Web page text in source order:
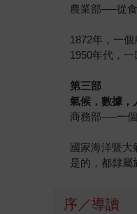
農業部──從
1872年，一個
1950年代，
第三部
氣候，數據，
商務部──一
國家海洋暨大
是的，都隸屬
序／導讀